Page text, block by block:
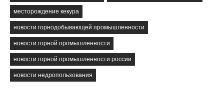
месторождение кекура
новости горнодобывающей промышленности
новости горной промышленности
новости горной промышленности россии
новости недропользования